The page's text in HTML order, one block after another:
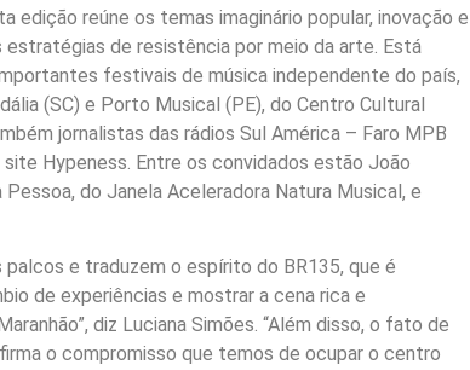
reúne os temas imaginário popular, inovação e
de resistência por meio da arte. Está
festivais de música independente do país,
(SC) e Porto Musical (PE), do Centro Cultural
jornalistas das rádios Sul América – Faro MPB
Hypeness. Entre os convidados estão João
do Janela Aceleradora Natura Musical, e
e traduzem o espírito do BR135, que é
de experiências e mostrar a cena rica e
diz Luciana Simões. “Além disso, o fato de
o compromisso que temos de ocupar o centro